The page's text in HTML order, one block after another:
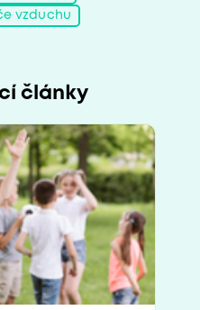
vzduchu
články